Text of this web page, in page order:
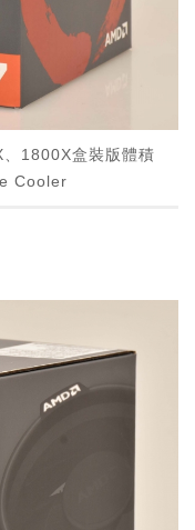
1800X盒裝版體積
Cooler